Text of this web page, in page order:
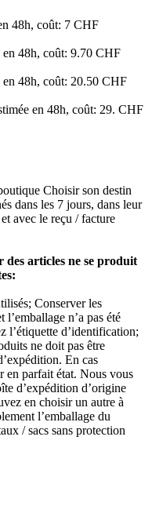
48h, coût: 7 CHF
en 48h, coût: 9.70 CHF
en 48h, coût: 20.50 CHF
en 48h, coût: 29. CHF
Choisir son destin
dans les 7 jours, dans leur
avec le reçu / facture
des articles ne se produit
Conserver les
l’emballage n’a pas été
l’étiquette d’identification;
ne doit pas être
En cas
en parfait état. Nous vous
d’expédition d’origine
en choisir un autre à
l’emballage du
/ sacs sans protection